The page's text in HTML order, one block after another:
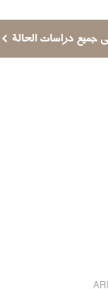
جميع دراسات الحالة